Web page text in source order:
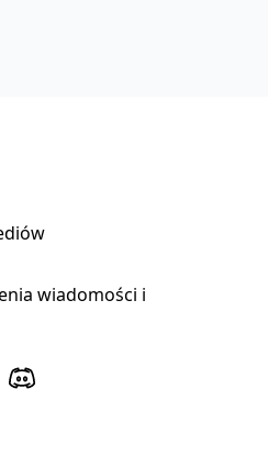
wiadomości i